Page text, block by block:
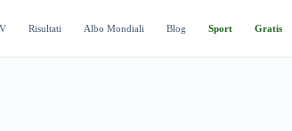
Risultati Albo Mondiali Blog Sport Gratis